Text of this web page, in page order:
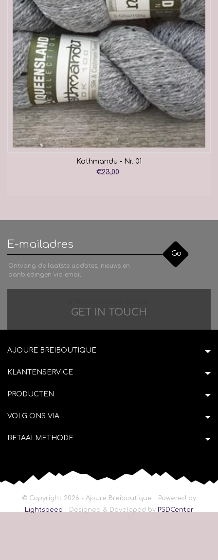
Kathmandu - Nr. 01
€23,00
Go
Ontvang de laatste updates, nieuws en
aanbiedingen via email
GET IN TOUCH
AJOURE BREIBOUTIQUE
KLANTENSERVICE
PRODUCTEN
VOLG ONS VIA
BETAALMETHODE
© Copyright 2026 - Ajoure Breiboutique | Powered by
Lightspeed | Designed & Developed by PSDCenter